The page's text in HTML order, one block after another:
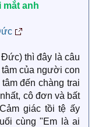
mắt anh
thì đây là câu
của người con
đến chàng trai
cô đơn và bất
giác tồi tệ ấy
cùng "Em là ai